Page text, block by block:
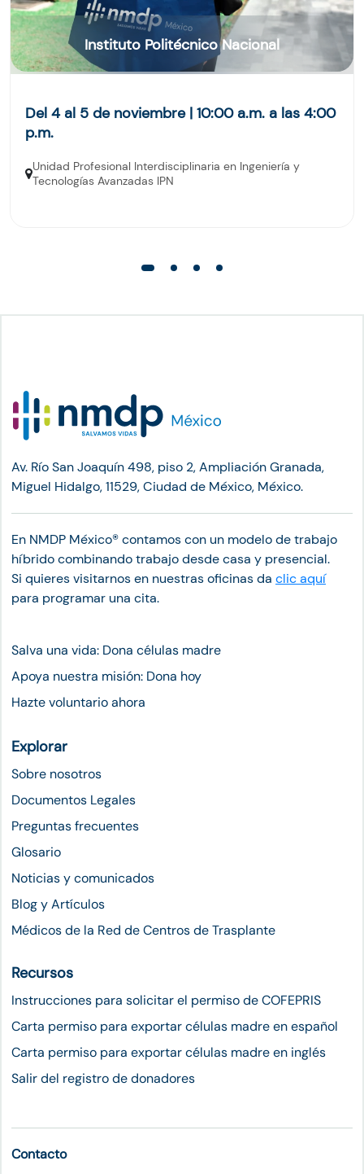
Instituto Politécnico Nacional
Del 4 al 5 de noviembre | 10:00 a.m. a las 4:00
p.m.
Unidad Profesional Interdisciplinaria en Ingeniería y
Tecnologías Avanzadas IPN
Av. Río San Joaquín 498, piso 2, Ampliación Granada,
Miguel Hidalgo, 11529, Ciudad de México, México.
En NMDP México®︎ contamos con un modelo de trabajo
híbrido combinando trabajo desde casa y presencial.
Si quieres visitarnos en nuestras oficinas da clic aquí
para programar una cita.
Salva una vida: Dona células madre
Apoya nuestra misión: Dona hoy
Hazte voluntario ahora
Explorar
Sobre nosotros
Documentos Legales
Preguntas frecuentes
Glosario
Noticias y comunicados
Blog y Artículos
Médicos de la Red de Centros de Trasplante
Recursos
Instrucciones para solicitar el permiso de COFEPRIS
Carta permiso para exportar células madre en español
Carta permiso para exportar células madre en inglés
Salir del registro de donadores
Contacto